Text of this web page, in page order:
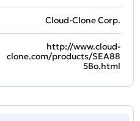
Cloud-Clone Corp.
http://www.cloud-
clone.com/products/SEA88
5Bo.html